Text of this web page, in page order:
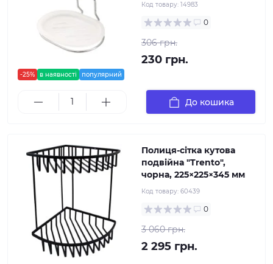
-25% в наявності популярний
Код товару: 14983
0
306 грн.
230 грн.
До кошика
Полиця-сітка кутова
подвійна "Trento",
чорна, 225×225×345 мм
Код товару: 60439
0
3 060 грн.
2 295 грн.